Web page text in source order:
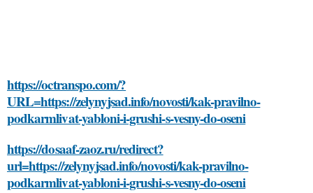
https://octranspo.com/?
URL=https://zelynyjsad.info/novosti/kak-pravilno-
podkarmlivat-yabloni-i-grushi-s-vesny-do-oseni
https://dosaaf-zaoz.ru/redirect?
url=https://zelynyjsad.info/novosti/kak-pravilno-
podkarmlivat-yabloni-i-grushi-s-vesny-do-oseni